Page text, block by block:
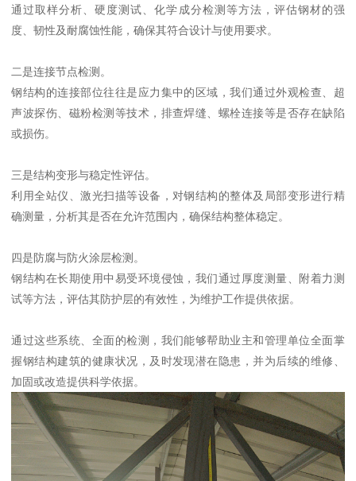
通过取样分析、硬度测试、化学成分检测等方法，评估钢材的强
度、韧性及耐腐蚀性能，确保其符合设计与使用要求。
二是连接节点检测。
钢结构的连接部位往往是应力集中的区域，我们通过外观检查、超
声波探伤、磁粉检测等技术，排查焊缝、螺栓连接等是否存在缺陷
或损伤。
三是结构变形与稳定性评估。
利用全站仪、激光扫描等设备，对钢结构的整体及局部变形进行精
确测量，分析其是否在允许范围内，确保结构整体稳定。
四是防腐与防火涂层检测。
钢结构在长期使用中易受环境侵蚀，我们通过厚度测量、附着力测
试等方法，评估其防护层的有效性，为维护工作提供依据。
通过这些系统、全面的检测，我们能够帮助业主和管理单位全面掌
握钢结构建筑的健康状况，及时发现潜在隐患，并为后续的维修、
加固或改造提供科学依据。